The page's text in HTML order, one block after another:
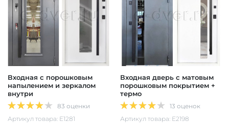
Входная с порошковым
напылением и зеркалом
внутри
83 оценки
Артикул товара: Е1281
Входная дверь с матовым
порошковым покрытием +
термо
13 оценок
Артикул товара: Е2198